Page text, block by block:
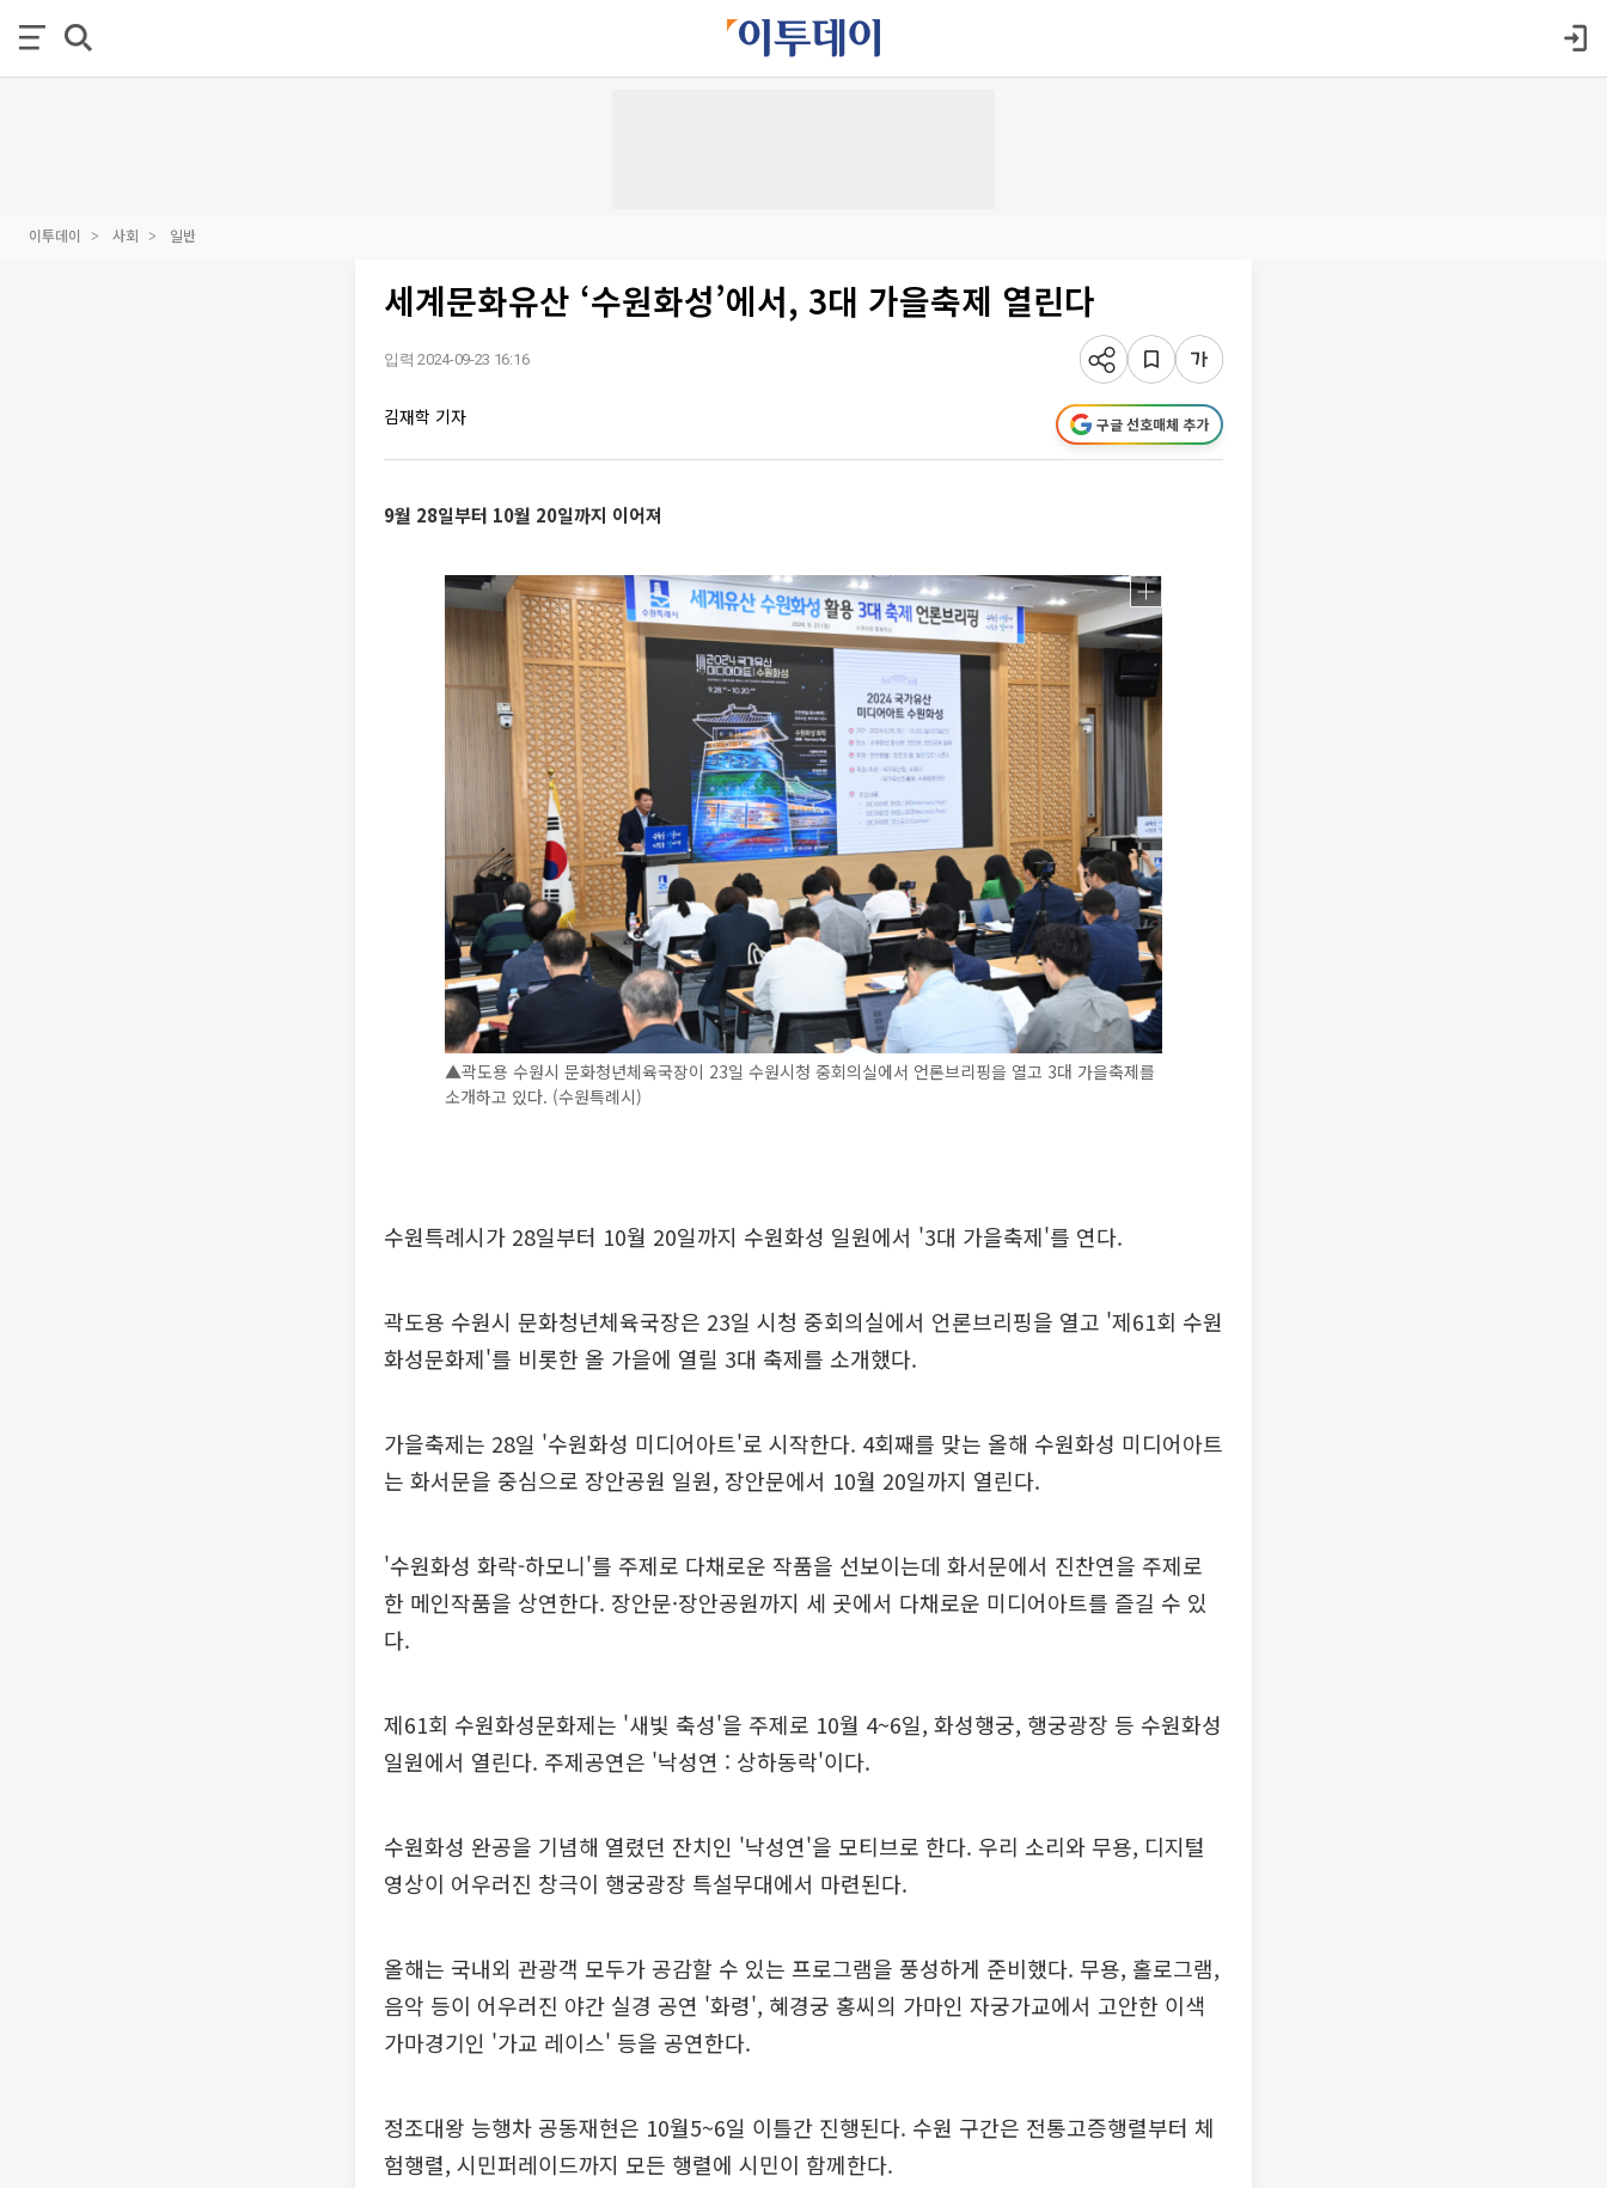
이투데이 사회 일반
세계문화유산 ‘수원화성’에서, 3대 가을축제 열린다
입력 2024-09-23 16:16
김재학 기자 구글 선호매체 추가
9월 28일부터 10월 20일까지 이어져
▲곽도용 수원시 문화청년체육국장이 23일 수원시청 중회의실에서 언론브리핑을 열고 3대 가을축제를
소개하고 있다. (수원특례시)
수원특례시가 28일부터 10월 20일까지 수원화성 일원에서 '3대 가을축제'를 연다.
곽도용 수원시 문화청년체육국장은 23일 시청 중회의실에서 언론브리핑을 열고 '제61회 수원
화성문화제'를 비롯한 올 가을에 열릴 3대 축제를 소개했다.
가을축제는 28일 '수원화성 미디어아트'로 시작한다. 4회째를 맞는 올해 수원화성 미디어아트
는 화서문을 중심으로 장안공원 일원, 장안문에서 10월 20일까지 열린다.
'수원화성 화락-하모니'를 주제로 다채로운 작품을 선보이는데 화서문에서 진찬연을 주제로
한 메인작품을 상연한다. 장안문·장안공원까지 세 곳에서 다채로운 미디어아트를 즐길 수 있
다.
제61회 수원화성문화제는 '새빛 축성'을 주제로 10월 4~6일, 화성행궁, 행궁광장 등 수원화성
일원에서 열린다. 주제공연은 '낙성연 : 상하동락'이다.
수원화성 완공을 기념해 열렸던 잔치인 '낙성연'을 모티브로 한다. 우리 소리와 무용, 디지털
영상이 어우러진 창극이 행궁광장 특설무대에서 마련된다.
올해는 국내외 관광객 모두가 공감할 수 있는 프로그램을 풍성하게 준비했다. 무용, 홀로그램,
음악 등이 어우러진 야간 실경 공연 '화령', 혜경궁 홍씨의 가마인 자궁가교에서 고안한 이색
가마경기인 '가교 레이스' 등을 공연한다.
정조대왕 능행차 공동재현은 10월5~6일 이틀간 진행된다. 수원 구간은 전통고증행렬부터 체
험행렬, 시민퍼레이드까지 모든 행렬에 시민이 함께한다.